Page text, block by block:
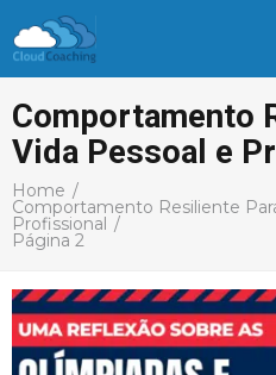
Comportamento
Vida Pessoal e
Home
Comportamento Resiliente
Profissional
Página 2